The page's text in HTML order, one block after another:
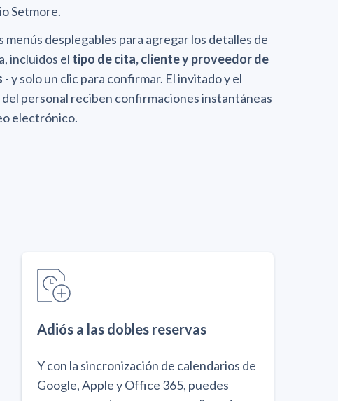
Setmore.
menús desplegables para agregar los detalles de
incluidos el tipo de cita, cliente y proveedor de
- y solo un clic para confirmar. El invitado y el
personal reciben confirmaciones instantáneas
electrónico.
Adiós a las dobles reservas
Y con la sincronización de calendarios de
Google, Apple y Office 365, puedes